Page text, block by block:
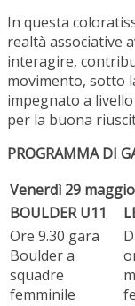
In questa
realtà associative
interagire,
movimento, sotto
impegnato a
per la buona
PROGRAMMA DI
Venerdì 29 maggio
BOULDER U11
Ore 9.30 gara
Boulder a
squadre
femminile